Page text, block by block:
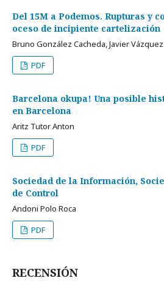
Del 15M a Podemos. Rupturas y
oceso de incipiente cartelización
Bruno González Cacheda, Javier
PDF
Barcelona okupa! Una posible
en Barcelona
Aritz Tutor Anton
PDF
Sociedad de la Información,
de Control
Andoni Polo Roca
PDF
RECENSIÓN